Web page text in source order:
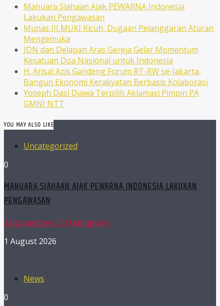
Manuara Siahaan Ajak PEWARNA Indonesia
Lakukan Pengawasan
Munas III MUKI Ricuh, Dugaan Pelanggaran Aturan
Mengemuka
JDN dan Delapan Aras Gereja Gelar Momentum
Kesatuan Doa Nasional untuk Indonesia
H. Arisal Azis Gandeng Forum RT-RW se-Jakarta,
Bangun Ekonomi Kerakyatan Berbasis Kolaborasi
Yoseph Dasi Djawa Terpilih Aklamasi Pimpin PA
GMNI NTT
YOU MAY ALSO LIKE
Uncategorized
0
MANUARA SIAHAAN AJAK PEWARNA INDONESIA LAKUKAN
PENGAWASAN
Argopandoyo Tri Hanggono
1 August 2026
News
0